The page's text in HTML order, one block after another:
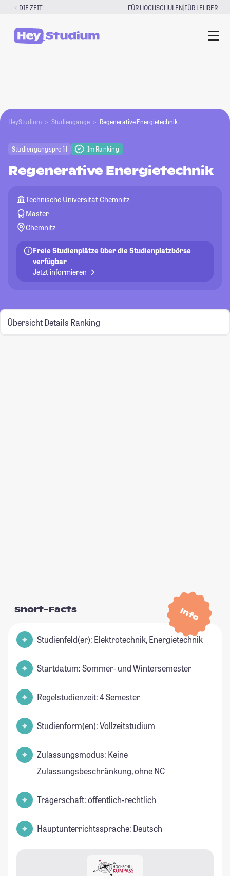
Zum
springen
DIE ZEIT FÜR HOCHSCHULEN|FÜR LEHRER
HeyStudium Studiengänge Regenerative Energietechnik
Studiengangsprofil Im Ranking
Regenerative Energietechnik
Technische Universität Chemnitz
Master
Chemnitz
Freie Studienplätze über die Studienplatzbörse
verfügbar
Jetzt informieren
Übersicht Details Ranking
Info
Short-Facts
Studienfeld(er): Elektrotechnik, Energietechnik
Startdatum: Sommer- und Wintersemester
Regelstudienzeit: 4 Semester
Studienform(en): Vollzeitstudium
Zulassungsmodus: Keine
Zulassungsbeschränkung, ohne NC
Trägerschaft: öffentlich-rechtlich
Hauptunterrichtssprache: Deutsch